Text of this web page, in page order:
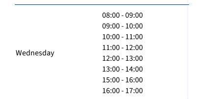
Wednesday
08:00 - 09:00
09:00 - 10:00
10:00 - 11:00
11:00 - 12:00
12:00 - 13:00
13:00 - 14:00
15:00 - 16:00
16:00 - 17:00